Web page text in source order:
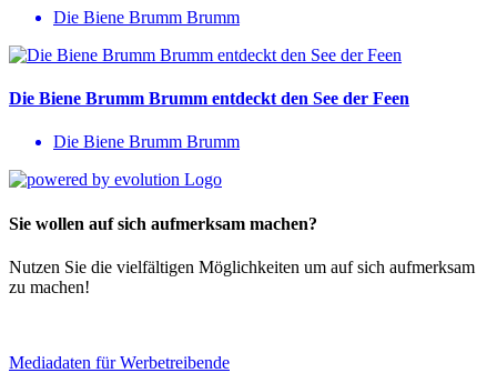
Die Biene Brumm Brumm
Die Biene Brumm Brumm entdeckt den See der Feen
Die Biene Brumm Brumm
Sie wollen auf sich aufmerksam machen?
Nutzen Sie die vielfältigen Möglichkeiten um auf sich aufmerksam
zu machen!
Mediadaten für Werbetreibende